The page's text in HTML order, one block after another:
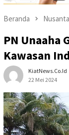
Beranda
PN Unaaha
Kawasan
KiatNews.co.id
22 Mei 2024